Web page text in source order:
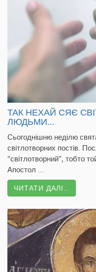
ТАК НЕХАЙ СЯЄ
ЛЮДЬМИ…
Сьогоднішню неділю
світлотворних постів.
"світлотворний", тобто
Апостол ...
ЧИТАТИ ДАЛІ…